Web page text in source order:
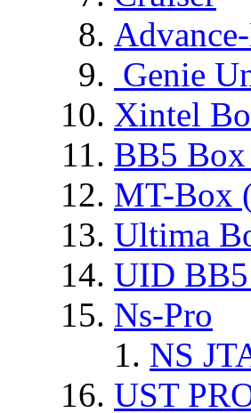
Genie
Xintel
BB5 Box
MT-Box
Ultima
UID
Ns-Pro
NS
UST